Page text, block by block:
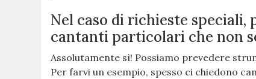
Nel caso di richieste
cantanti particolari che non
Assolutamente sì! Possiamo prevedere
Per farvi un esempio, spesso ci chiedono